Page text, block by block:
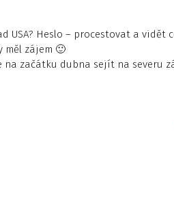
USA? Heslo – procestovat a vidět
zájem 🙂
začátku dubna sejít na severu